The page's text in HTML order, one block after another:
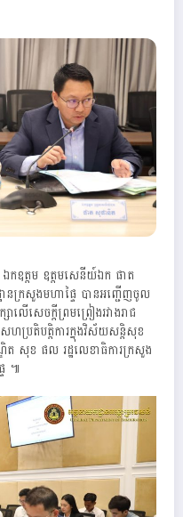
កឧត្តម ឧត្តមសេនីយ៍ឯក ផាត
ានក្រសួងមហាផ្ទៃ បានអញ្ជើញចូល
លើសេចក្ដីព្រមព្រៀងរវាងរាជ
សហប្រតិបត្តិការក្នុងវិស័យសន្តិសុខ
ត សុខ ផល រដ្ឋលេខាធិការក្រសួង
៕